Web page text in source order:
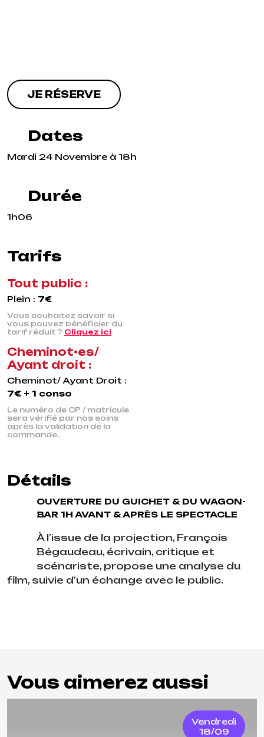
JE RÉSERVE
Dates
Mardi 24 Novembre à 18h
Durée
1h06
Tarifs
Tout public :
Plein : 7€
Vous souhaitez savoir si
vous pouvez bénéficier du
tarif réduit ? Cliquez ici
Cheminot•es/
Ayant droit :
Cheminot/ Ayant Droit :
7€ + 1 conso
Le numéro de CP / matricule
sera vérifié par nos soins
après la validation de la
commande.
Détails
OUVERTURE DU GUICHET & DU WAGON-
BAR 1H AVANT & APRÈS LE SPECTACLE
À l’issue de la projection, François
Bégaudeau, écrivain, critique et
scénariste, propose une analyse du
film, suivie d’un échange avec le public.
Vous aimerez aussi
Vendredi
18/09